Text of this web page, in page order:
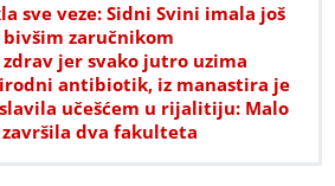
sve veze: Sidni Svini imala još
bivšim zaručnikom
jer svako jutro uzima
antibiotik, iz manastira je
učešćem u rijalitiju: Malo
završila dva fakulteta